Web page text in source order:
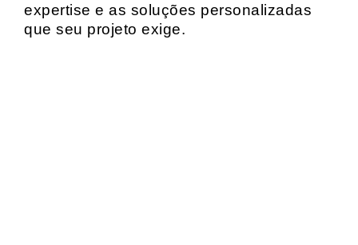
expertise e as soluções personalizadas
que seu projeto exige.